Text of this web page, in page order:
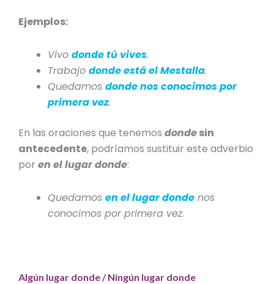
Ejemplos:
Vivodonde tú vives.
Trabajodonde está el Mestalla.
Quedamosdonde nos conocimos por
primera vez.
En las oraciones que tenemosdondesin
antecedente, podríamos sustituir este adverbio
poren el lugar donde:
Quedamosen el lugar donde nos
conocimos por primera vez.
Algún lugar donde / Ningún lugar donde